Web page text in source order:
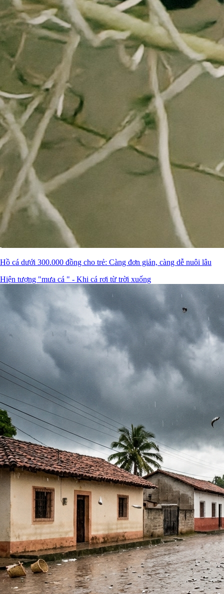
Hồ cá dưới 300.000 đồng cho trẻ: Càng đơn giản, càng dễ nuôi lâu
Hiện tượng "mưa cá " - Khi cá rơi từ trời xuống